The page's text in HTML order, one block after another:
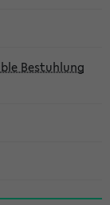
Bestuhlung